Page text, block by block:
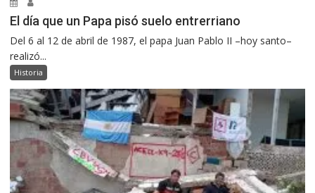
El día que un Papa pisó suelo entrerriano
Del 6 al 12 de abril de 1987, el papa Juan Pablo II –hoy santo–
realizó...
Historia